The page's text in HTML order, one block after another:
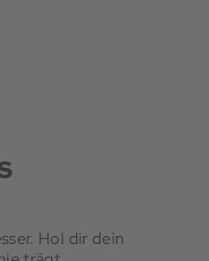
Hol dir dein